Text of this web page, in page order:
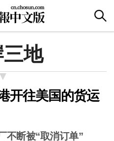
地
开往美国的货运
不断被“取消订单”